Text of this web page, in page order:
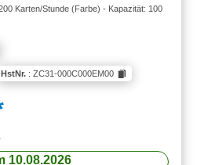
Karten/Stunde (Farbe) - Kapazität: 100
HstNr. : ZC31-000C000EM00
10.08.2026